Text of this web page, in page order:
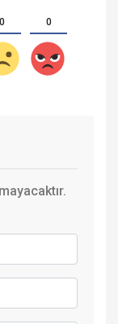
0 0